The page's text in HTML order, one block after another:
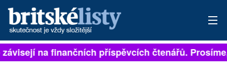
PŘIHLÁSIT
na finančních příspěvcích čtenářů.